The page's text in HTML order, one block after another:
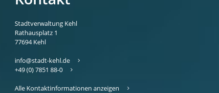
Stadtverwaltung Kehl
Rathausplatz 1
77694 Kehl
info@stadt-kehl.de
+49 (0) 7851 88-0
Alle Kontaktinformationen anzeigen